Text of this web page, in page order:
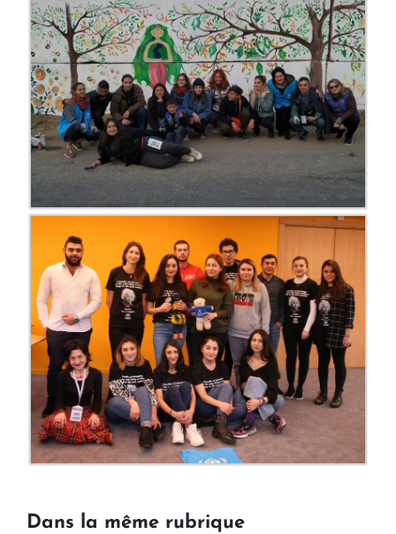
Dans la même rubrique